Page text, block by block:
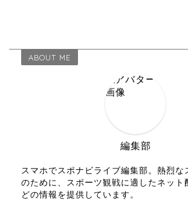
ABOUT ME
編集部
スマホでスポナビライブ編集部。熱烈な
のために、スポーツ観戦に適したネット
どの情報を提供しています。